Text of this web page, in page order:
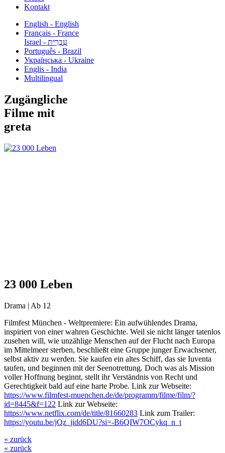
Kontakt
English - English
Français - France
עִבְרִית - Israel
Português - Brazil
Українська - Ukraine
Englis - India
Multilingual
Zugängliche
Filme mit
greta
23 000 Leben
Drama | Ab 12
Filmfest München - Weltpremiere: Ein aufwühlendes Drama,
inspiriert von einer wahren Geschichte. Weil sie nicht länger tatenlos
zusehen will, wie unzählige Menschen auf der Flucht nach Europa
im Mittelmeer sterben, beschließt eine Gruppe junger Erwachsener,
selbst aktiv zu werden. Sie kaufen ein altes Schiff, das sie Iuventa
taufen, und beginnen mit der Seenotrettung. Doch was als Mission
voller Hoffnung beginnt, stellt ihr Verständnis von Recht und
Gerechtigkeit bald auf eine harte Probe. Link zur Webseite:
https://www.filmfest-muenchen.de/de/programm/filme/film/?
id=8445&f=122 Link zur Webseite:
https://www.netflix.com/de/title/81660283 Link zum Trailer:
https://youtu.be/jQz_jidd6DU?si=-B6QIW7OCykq_n_t
« zurück
« zurück